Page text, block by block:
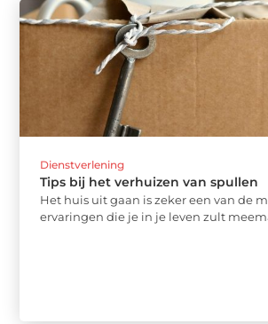
Dienstverlening
Tips bij het verhuizen van spullen
Het huis uit gaan is zeker een van de
ervaringen die je in je leven zult